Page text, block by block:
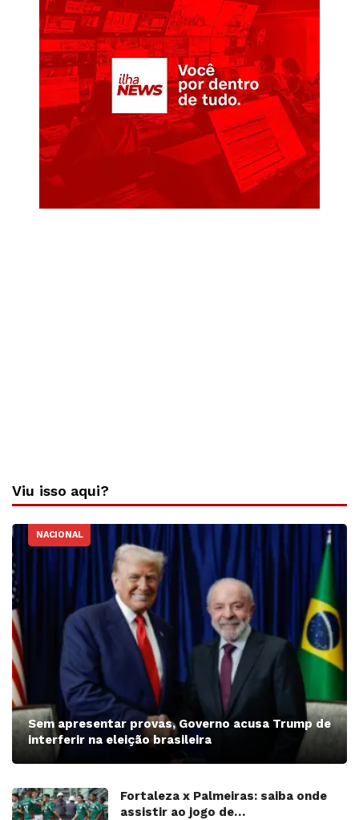
Viu isso aqui?
NACIONAL
Sem apresentar provas, Governo acusa Trump de
interferir na eleição brasileira
Fortaleza x Palmeiras: saiba onde
assistir ao jogo de…